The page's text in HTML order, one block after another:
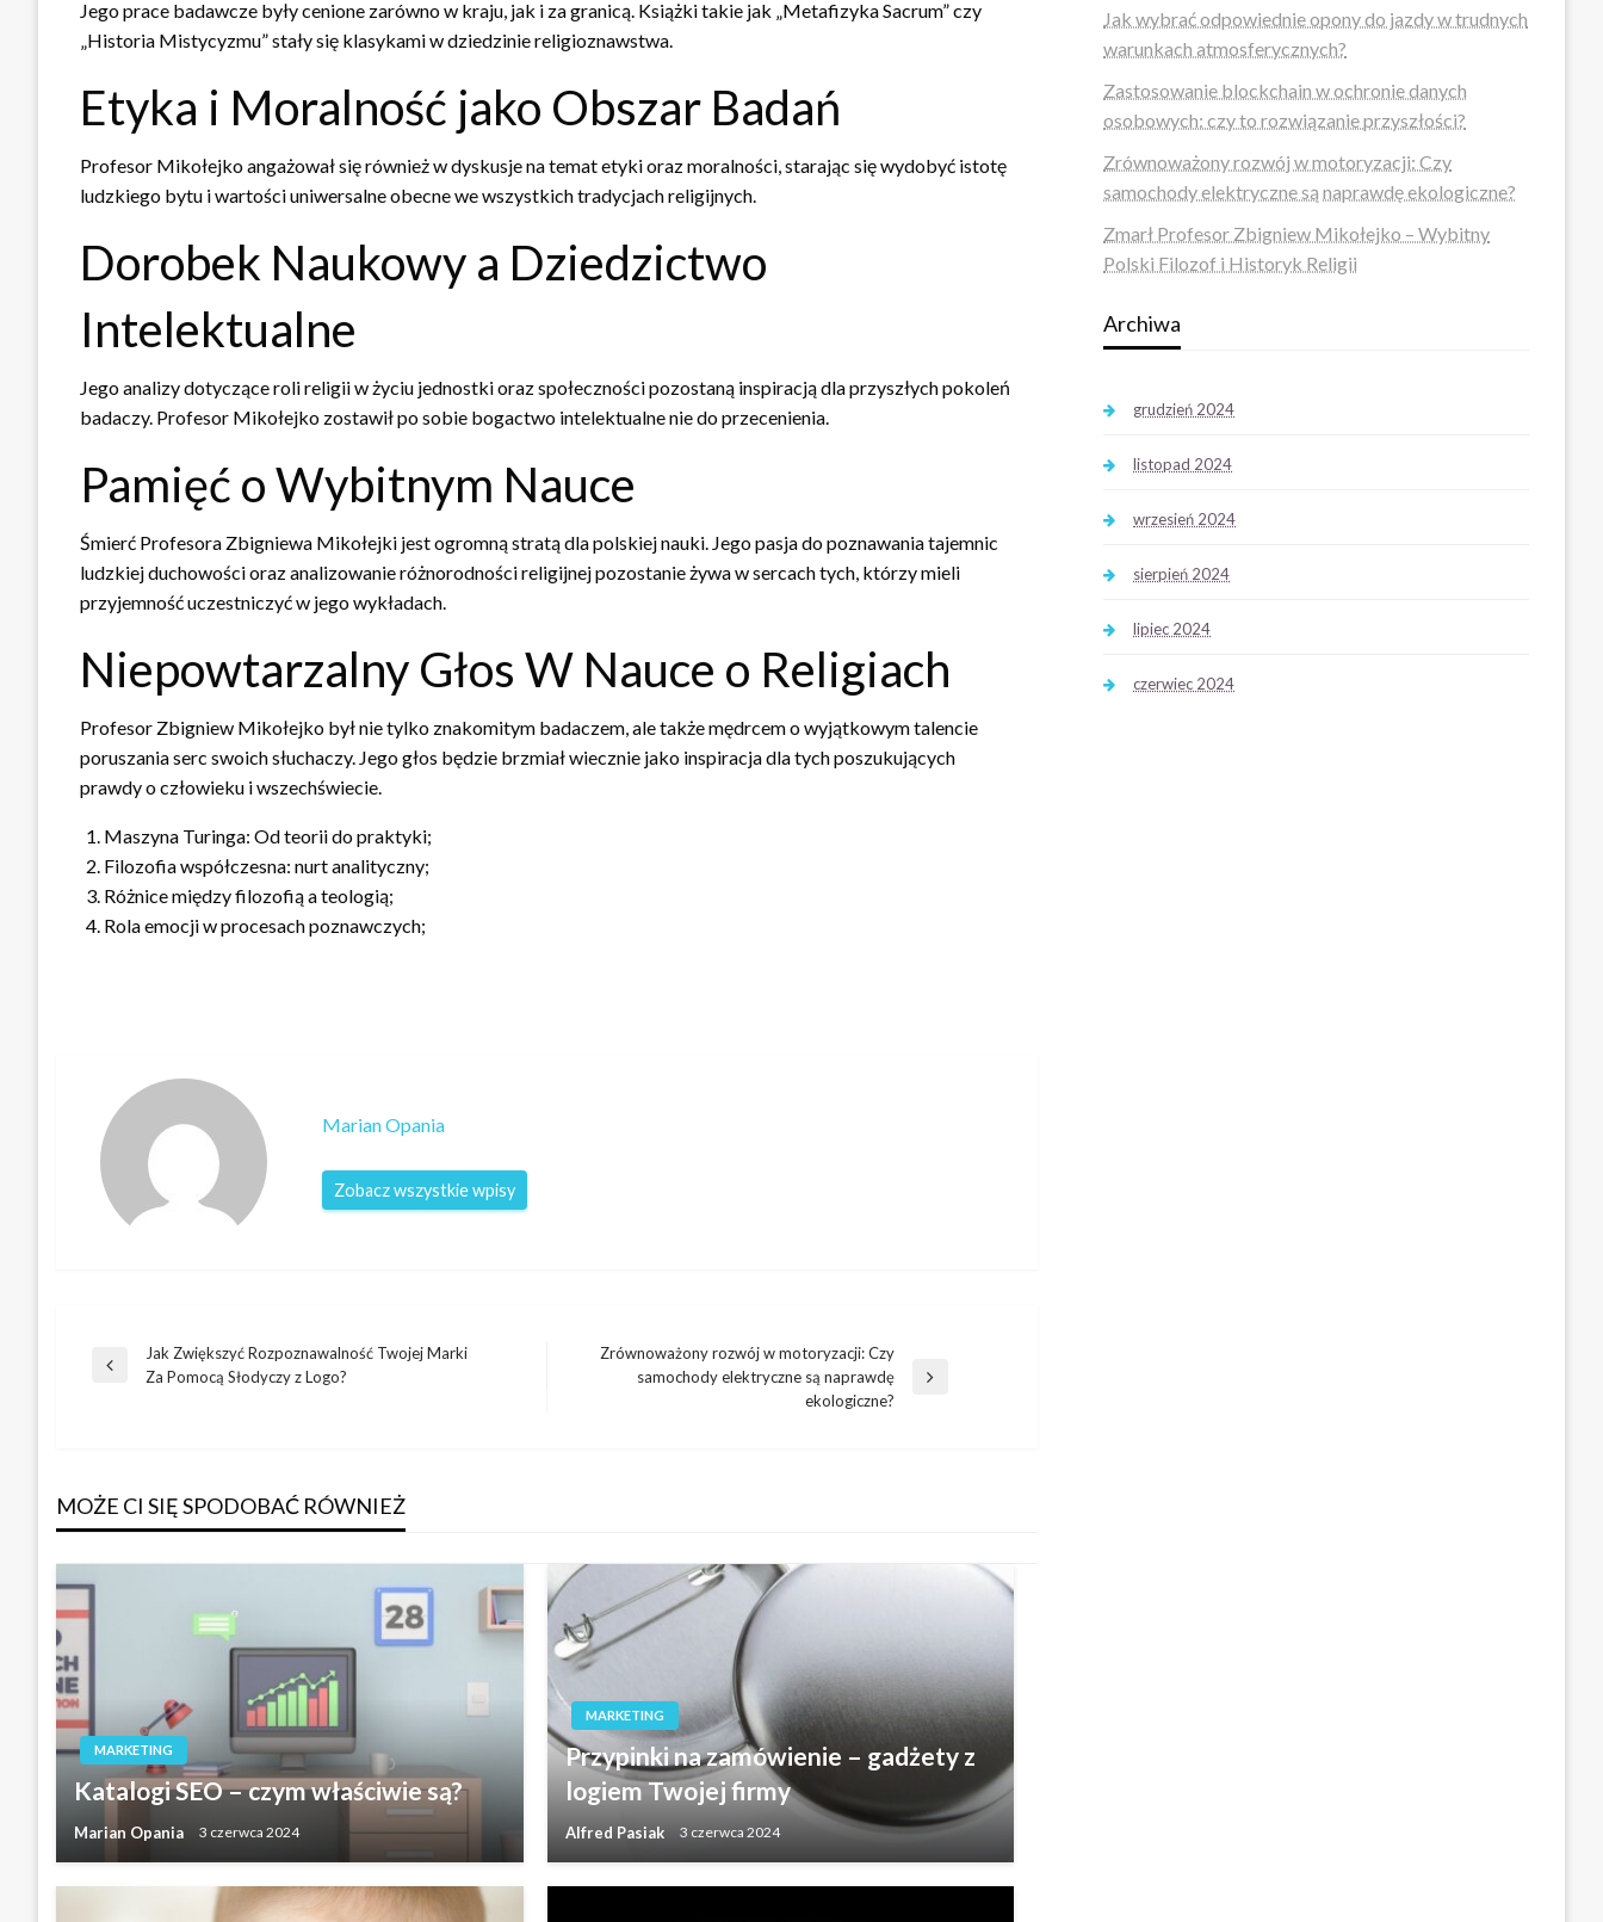
Jego prace badawcze były cenione zarówno w kraju, jak i za granicą. Książki takie jak „Metafizyka Sacrum” czy
„Historia Mistycyzmu” stały się klasykami w dziedzinie religioznawstwa.
Etyka i Moralność jako Obszar Badań
Profesor Mikołejko angażował się również w dyskusje na temat etyki oraz moralności, starając się wydobyć istotę
ludzkiego bytu i wartości uniwersalne obecne we wszystkich tradycjach religijnych.
Dorobek Naukowy a Dziedzictwo
Intelektualne
Jego analizy dotyczące roli religii w życiu jednostki oraz społeczności pozostaną inspiracją dla przyszłych pokoleń
badaczy. Profesor Mikołejko zostawił po sobie bogactwo intelektualne nie do przecenienia.
Pamięć o Wybitnym Nauce
Śmierć Profesora Zbigniewa Mikołejki jest ogromną stratą dla polskiej nauki. Jego pasja do poznawania tajemnic
ludzkiej duchowości oraz analizowanie różnorodności religijnej pozostanie żywa w sercach tych, którzy mieli
przyjemność uczestniczyć w jego wykładach.
Niepowtarzalny Głos W Nauce o Religiach
Profesor Zbigniew Mikołejko był nie tylko znakomitym badaczem, ale także mędrcem o wyjątkowym talencie
poruszania serc swoich słuchaczy. Jego głos będzie brzmiał wiecznie jako inspiracja dla tych poszukujących
prawdy o człowieku i wszechświecie.
Maszyna Turinga: Od teorii do praktyki;
Filozofia współczesna: nurt analityczny;
Różnice między filozofią a teologią;
Rola emocji w procesach poznawczych;
Marian Opania
Zobacz wszystkie wpisy
Nawigacja
Poprzedni
Jak Zwiększyć Rozpoznawalność Twojej Marki
Za Pomocą Słodyczy z Logo?
Zrównoważony rozwój w motoryzacji: Czy
samochody elektryczne są naprawdę
ekologiczne?
MOŻE CI SIĘ SPODOBAĆ RÓWNIEŻ
MARKETING
Katalogi SEO – czym właściwie są?
Marian Opania 3 czerwca 2024
MARKETING
Przypinki na zamówienie – gadżety z
logiem Twojej firmy
Alfred Pasiak 3 czerwca 2024
Jak wybrać odpowiednie opony do jazdy w trudnych
warunkach atmosferycznych?
Zastosowanie blockchain w ochronie danych
osobowych: czy to rozwiązanie przyszłości?
Zrównoważony rozwój w motoryzacji: Czy
samochody elektryczne są naprawdę ekologiczne?
Zmarł Profesor Zbigniew Mikołejko – Wybitny
Polski Filozof i Historyk Religii
Archiwa
grudzień 2024
listopad 2024
wrzesień 2024
sierpień 2024
lipiec 2024
czerwiec 2024